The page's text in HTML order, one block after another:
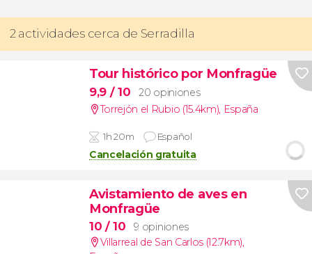
2 actividades cerca de Serradilla
Tour histórico por Monfragüe
9,9 / 10
20 opiniones
Torrejón el Rubio (15.4km) España
1h 20m Español
Cancelación gratuita
Avistamiento de aves en
Monfragüe
10 / 10
9 opiniones
Villarreal de San Carlos (12.7km),